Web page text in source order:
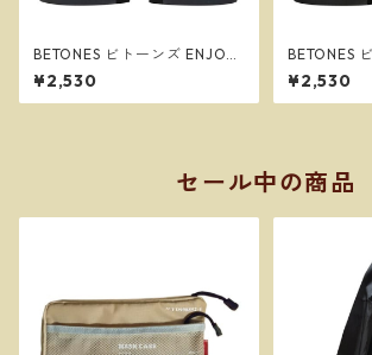
BETONES ビトーンズ ENJOY2
BLACK メンズ フリーサイズ
ボクサーパンツ ※ネコポスで
送料無料※
¥2,530
BETONES
E２ BLACK
ズ ボクサ
で送料無
¥2,530
セール中の商品